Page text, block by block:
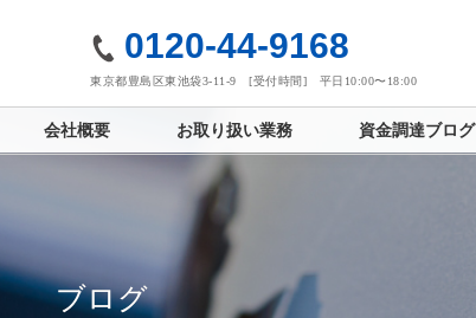
0120-44-9168
東京都豊島区東池袋3-11-9 [受付時間] 平日10:00〜18:00
会社概要 お取り扱い業務 資金調達ブログ
ブログ